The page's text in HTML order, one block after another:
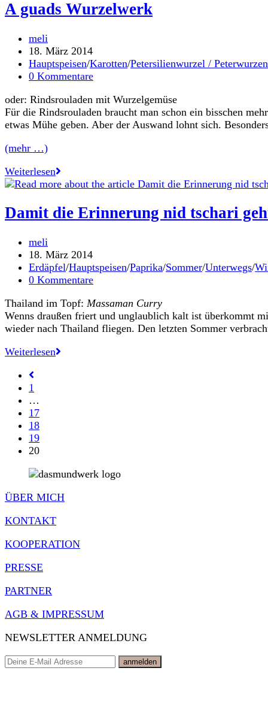
A guads Wurzelwerk
Beitrags-
Autor:
meli
Beitrag
veröffentlicht:
18. März 2014
Beitrags-
Kategorie:
Hauptspeisen/Karotten/Petersilienwurzel / Peterwurzen
Beitrags-
0 Kommentare
oder: Rindsrouladen mit Wurzelgemüse
Für die Rindsrouladen braucht man schon ein bisschen
etwas Mühe geben. Aber der Auswand lohnt sich.
(mehr …)
WeiterlesenA
guads
Damit die Erinnerung nid tschari
Beitrags-
Autor:
meli
Beitrag
veröffentlicht:
18. März 2014
Beitrags-
Kategorie:
Erdäpfel/Hauptspeisen/Paprika/Sommer/Unterwegs/
Beitrags-
0 Kommentare
Thailand im Topf: Massaman Curry
Wenns draußen friert und unglaublich kalt ist überkommt
wieder nach Thailand fliegen. Den letzten Sommer
WeiterlesenDamit
Gehe
zur
Seite
1
…
17
18
19
20
ÜBER MICH
KONTAKT
KOOPERATION
PRESSE
PARTNER
AGB & IMPRESSUM
NEWSLETTER ANMELDUNG